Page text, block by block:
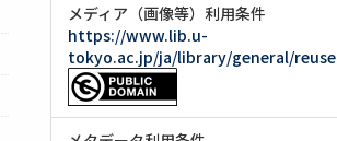
メディア（画像等）利用条件
https://www.lib.u-
tokyo.ac.jp/ja/library/general/reuse